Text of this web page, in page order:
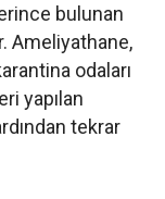
bulunan
Ameliyathane,
odaları
yapılan
tekrar